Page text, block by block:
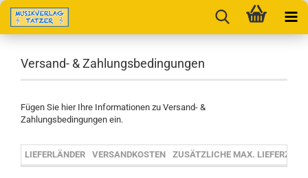
Versand- & Zahlungsbedingungen
Fügen Sie hier Ihre Informationen zu Versand- &
Zahlungsbedingungen ein.
LIEFERLÄNDER VERSANDKOSTEN ZUSÄTZLICHE MAX. LIEFERZEIT